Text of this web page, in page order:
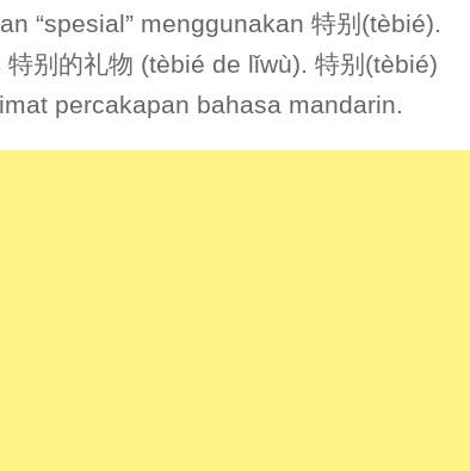
“spesial” menggunakan 特别(tèbié).
别的礼物 (tèbié de lǐwù). 特别(tèbié)
percakapan bahasa mandarin.